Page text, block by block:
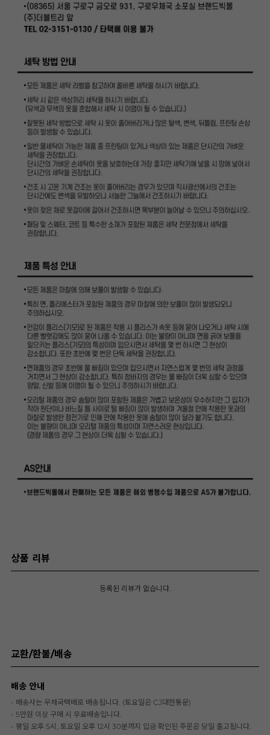
상품 리뷰
등록된 리뷰가 없습니다.
교환/환불/배송
배송 안내
- 배송사는 우체국택배로 배송됩니다. (토요일은 CJ대한통운)
- 5만원 이상 구매 시 무료배송입니다.
- 평일 오후 5시, 토요일 오후 12시 30분까지 입금 확인된 주문은 당일 출고됩니다.